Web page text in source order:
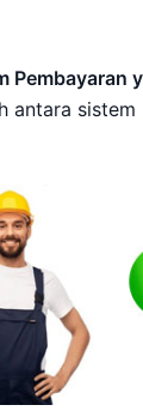
Pembayaran
antara